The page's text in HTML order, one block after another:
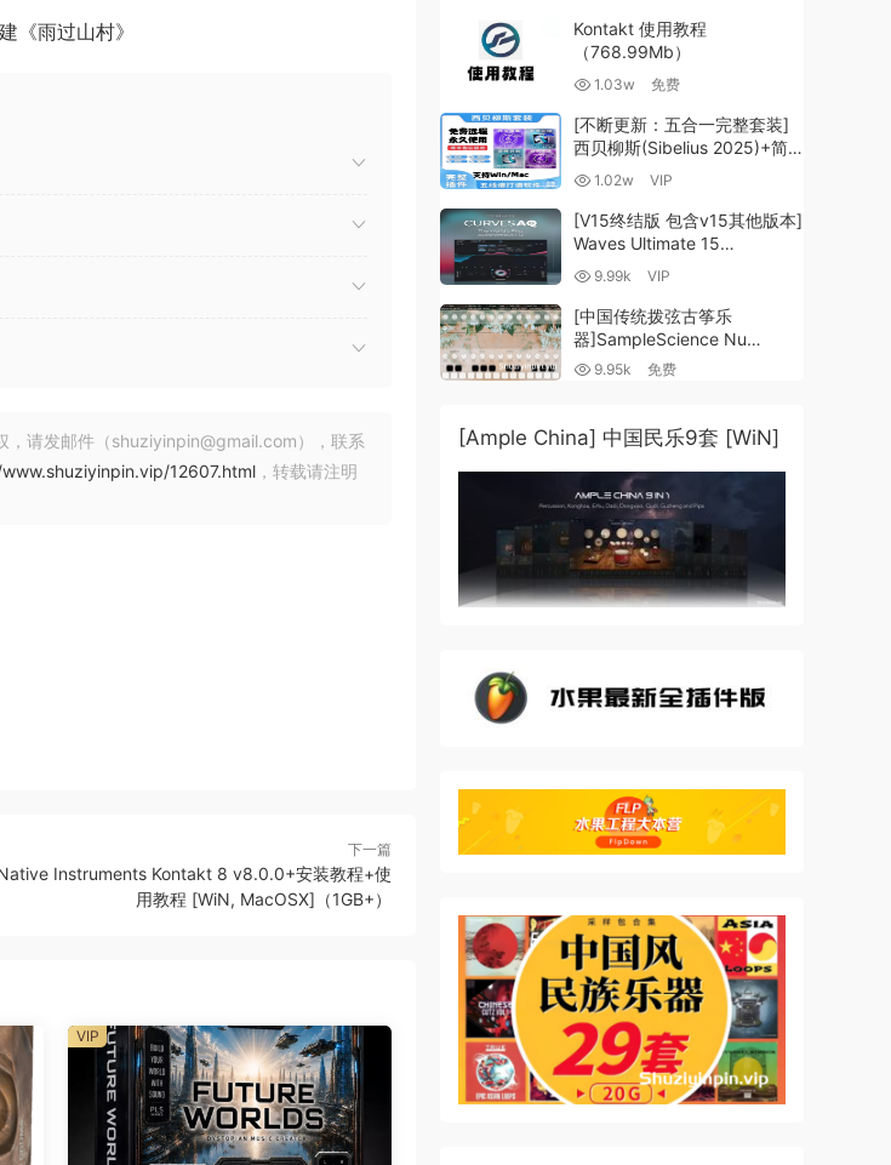
雨过山村》
，请发邮件（shuziyinpin@gmail.com），联系
12607.html ，转载请注明
下一篇
Instruments Kontakt 8 v8.0.0+安装教程+使
用教程 [WiN, MacOSX]（1GB+）
VIP
Kontakt 使用教程
（768.99Mb）
1.03w 免费
[不断更新：五合一完整套装]
西贝柳斯(Sibelius 2025)+简
谱插件V8+图片识别+音频识别
MacOSX]（80.48GB+）
1.02w VIP
[V15终结版 包含v15其他版本]
Waves Ultimate 15
v25.05.27+一键安装版+安装
MacOSX]
（4.1GB+10.2GB+9.6GB）
9.99k VIP
[中国传统拨弦古筝乐
器]SampleScience Nu
Guzheng v2.0 x64 VST
9.95k 免费
[Ample China] 中国民乐9套 [WiN]